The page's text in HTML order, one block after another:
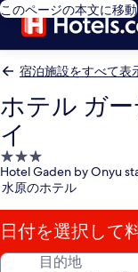
このページの本文に移動
宿泊施設をすべて表
ホテル ガ
イ
3.0
つ
星
宿
泊
施
Hotel Gaden by Onyu
水原のホテル
日付を選択して
目的地